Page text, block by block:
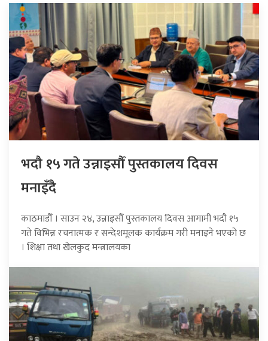
भदौ १५ गते उन्नाइसौँ पुस्तकालय दिवस
मनाइँदै
काठमाडौँ । साउन २४, उन्नाइसौँ पुस्तकालय दिवस आगामी भदौ १५
गते विभिन्न रचनात्मक र सन्देशमूलक कार्यक्रम गरी मनाइने भएको छ
। शिक्षा तथा खेलकुद मन्त्रालयका